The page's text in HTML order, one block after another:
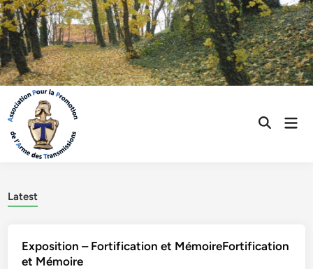
Skip
to
content
Open
Latest
Exposition – Fortification et MémoireFortification
et Mémoire